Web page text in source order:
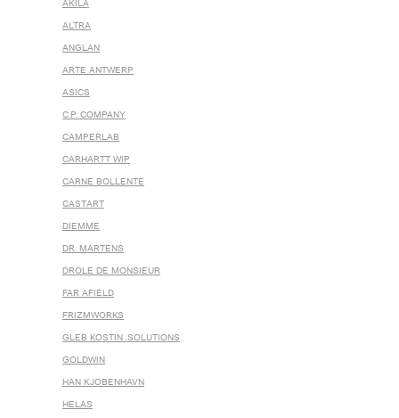
AKILA
ALTRA
ANGLAN
ARTE ANTWERP
ASICS
C.P. COMPANY
CAMPERLAB
CARHARTT WIP
CARNE BOLLENTE
CASTART
DIEMME
DR. MARTENS
DROLE DE MONSIEUR
FAR AFIELD
FRIZMWORKS
GLEB KOSTIN .SOLUTIONS
GOLDWIN
HAN KJOBENHAVN
HELAS